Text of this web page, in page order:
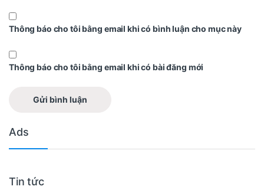
Thông báo cho tôi bằng email khi có bình luận cho mục này
Thông báo cho tôi bằng email khi có bài đăng mới
Ads
Tin tức